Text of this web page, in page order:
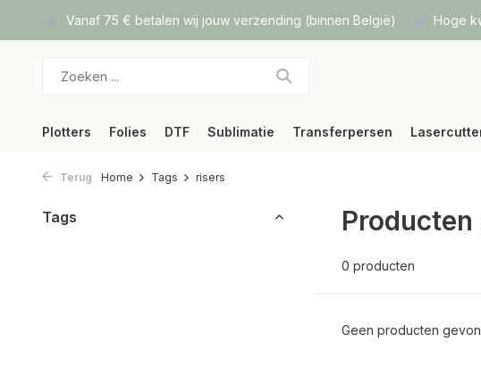
Vanaf 75 € betalen wij jouw verzending (binnen België) Hoge
Plotters Folies DTF Sublimatie Transferpersen
Terug Home Tags risers
Tags
0 producten
Geen producten